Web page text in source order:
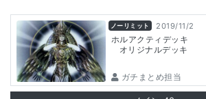
ノーリミット 2019/11/2
ホルアクティデッキ
オリジナルデッキ
ガチまとめ担当